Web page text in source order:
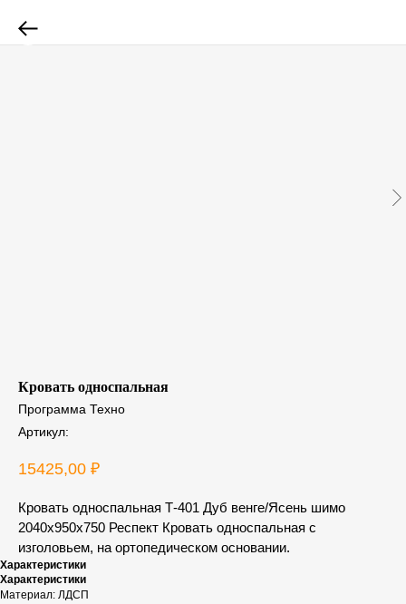
Кровать односпальная
Программа Техно
Артикул:
15425,00 ₽
Кровать односпальная Т-401 Дуб венге/Ясень шимо
2040x950x750 Респект Кровать односпальная с
изголовьем, на ортопедическом основании.
Характеристики
Характеристики
Материал: ЛДСП